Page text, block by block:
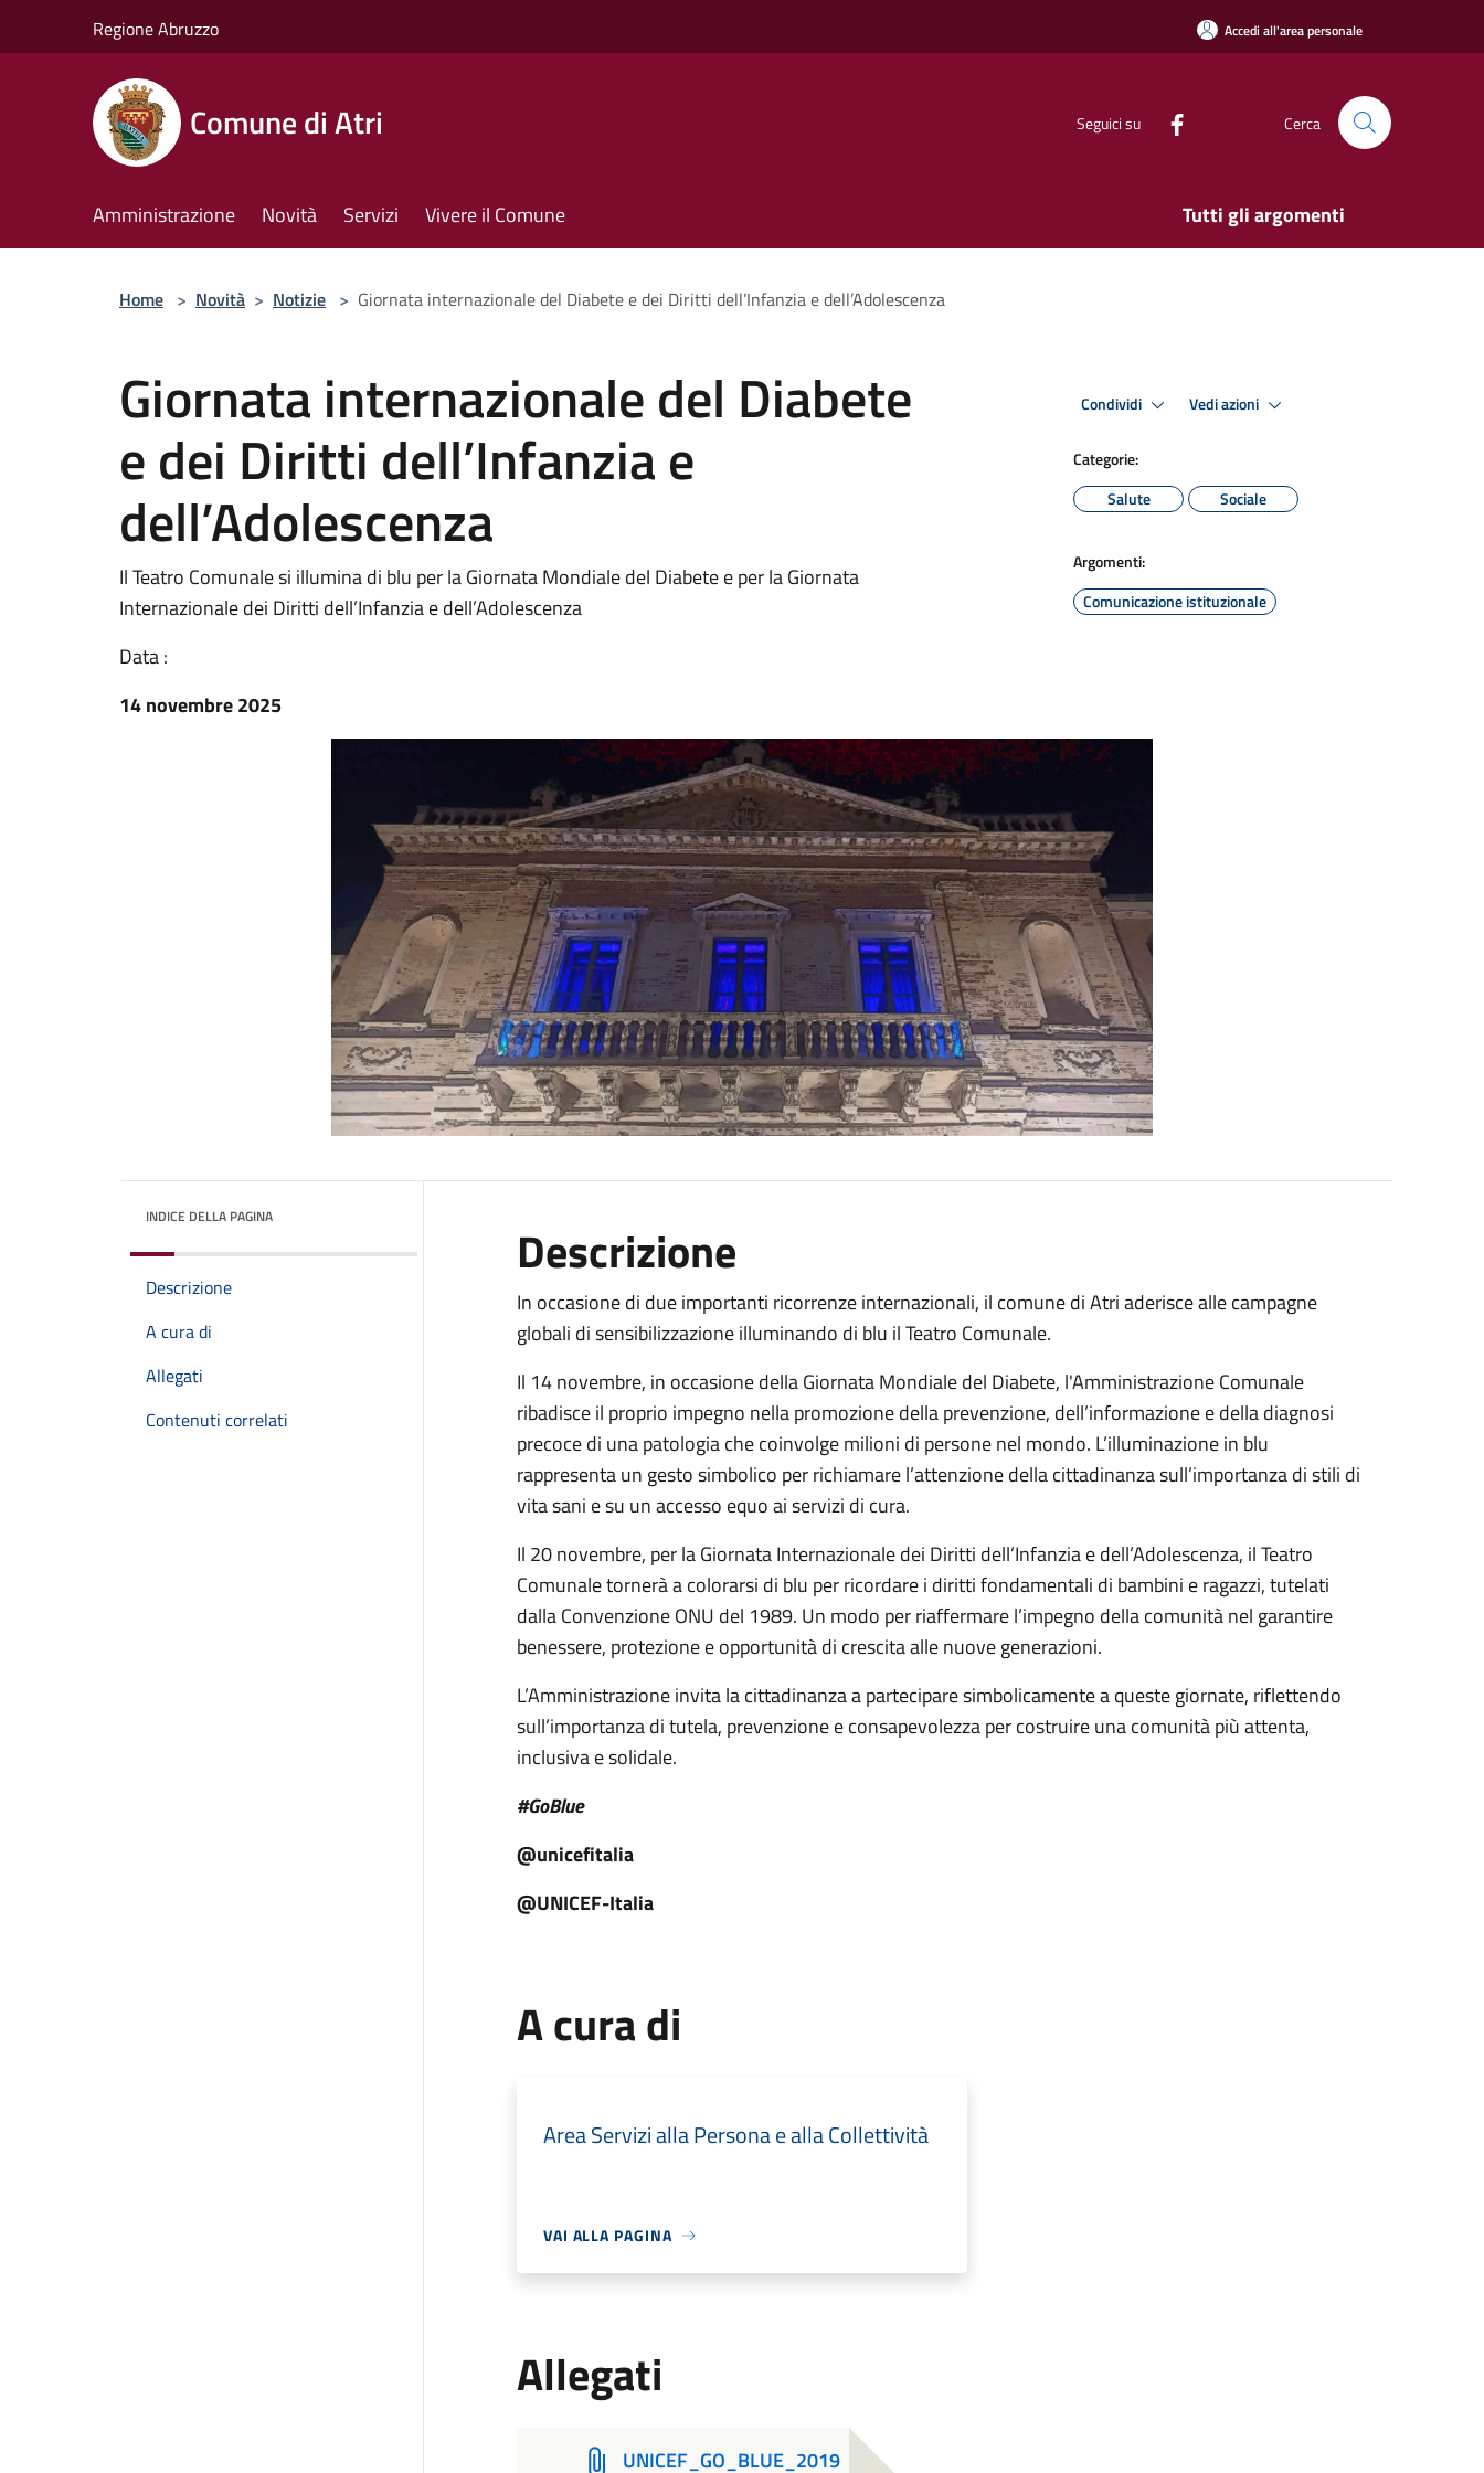
Regione Abruzzo Accedi all'area personale
Comune di Atri Seguici su Cerca
Amministrazione Novità Servizi Vivere il Comune Tutti gli argomenti
Home > Novità > Notizie > Giornata internazionale del Diabete e dei Diritti dell’Infanzia e dell’Adolescenza
Giornata internazionale del Diabete
e dei Diritti dell’Infanzia e
dell’Adolescenza
Il Teatro Comunale si illumina di blu per la Giornata Mondiale del Diabete e per la Giornata
Internazionale dei Diritti dell’Infanzia e dell’Adolescenza
Data :
14 novembre 2025
Condividi Vedi azioni
Categorie:
Salute
Sociale
Argomenti:
Comunicazione istituzionale
INDICE DELLA PAGINA
Descrizione
A cura di
Allegati
Contenuti correlati
Descrizione
In occasione di due importanti ricorrenze internazionali, il comune di Atri aderisce alle campagne
globali di sensibilizzazione illuminando di blu il Teatro Comunale.
Il 14 novembre, in occasione della Giornata Mondiale del Diabete, l'Amministrazione Comunale
ribadisce il proprio impegno nella promozione della prevenzione, dell’informazione e della diagnosi
precoce di una patologia che coinvolge milioni di persone nel mondo. L’illuminazione in blu
rappresenta un gesto simbolico per richiamare l’attenzione della cittadinanza sull’importanza di stili di
vita sani e su un accesso equo ai servizi di cura.
Il 20 novembre, per la Giornata Internazionale dei Diritti dell’Infanzia e dell’Adolescenza, il Teatro
Comunale tornerà a colorarsi di blu per ricordare i diritti fondamentali di bambini e ragazzi, tutelati
dalla Convenzione ONU del 1989. Un modo per riaffermare l’impegno della comunità nel garantire
benessere, protezione e opportunità di crescita alle nuove generazioni.
L’Amministrazione invita la cittadinanza a partecipare simbolicamente a queste giornate, riflettendo
sull’importanza di tutela, prevenzione e consapevolezza per costruire una comunità più attenta,
inclusiva e solidale.
#GoBlue
@unicefitalia
@UNICEF-Italia
A cura di
Area Servizi alla Persona e alla Collettività
VAI ALLA PAGINA
Allegati
UNICEF_GO_BLUE_2019